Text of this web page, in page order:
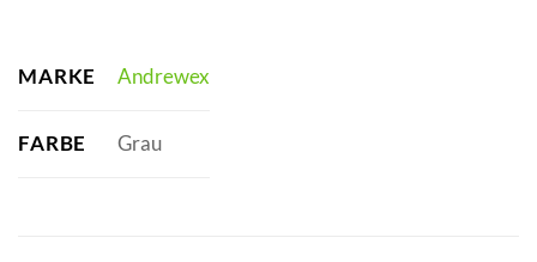
MARKE Andrewex
FARBE Grau